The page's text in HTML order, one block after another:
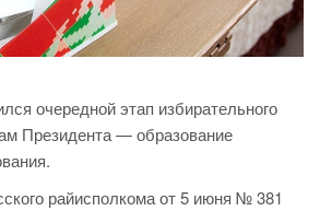
очередной этап избирательного
Президента — образование
райисполкома от 5 июня № 381